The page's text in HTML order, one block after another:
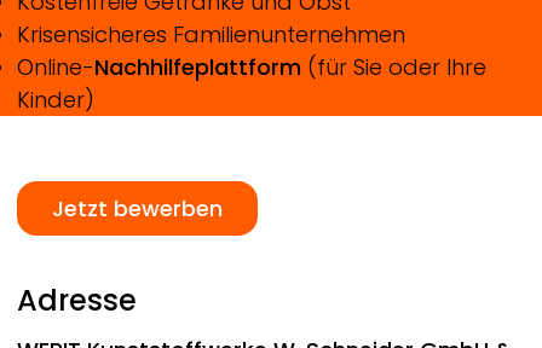
Krisensicheres Familienunternehmen
Online-Nachhilfeplattform(für Sie oder Ihre
Kinder)
Jetzt bewerben
Adresse